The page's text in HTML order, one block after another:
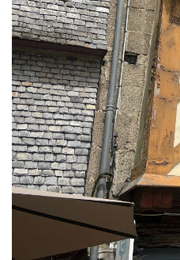
La partie habitation se
niveaux. Au premier
agréable espace de vie
séjour, une cuisine, une
et un dégagement. Le
deux chambres, une
qu'un dégagement. Au
mezzanine, une
bureau et une
Le rez-de-chaussée
pièce à usage de cave.
Possibilité de division en